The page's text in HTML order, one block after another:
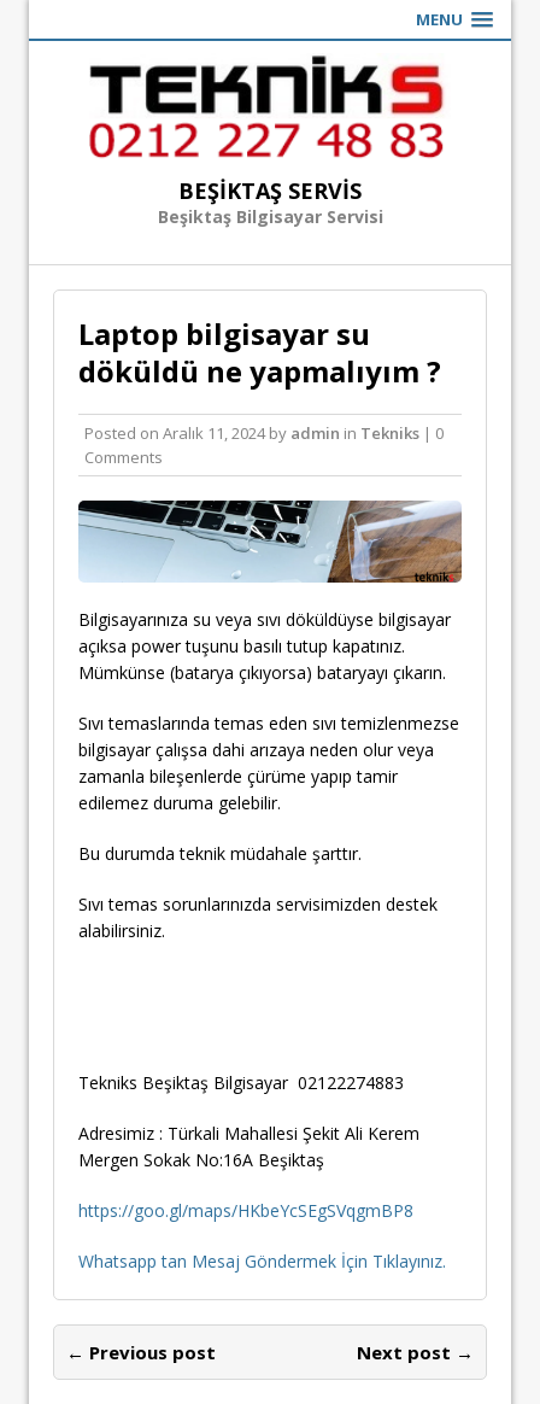
MENU
BEŞIKTAŞ SERVIS
Beşiktaş Bilgisayar Servisi
Laptop bilgisayar su
döküldü ne yapmalıyım ?
Posted on Aralık 11, 2024by admin in Tekniks | 0
Comments
Bilgisayarınıza su veya sıvı döküldüyse bilgisayar
açıksa power tuşunu basılı tutup kapatınız.
Mümkünse (batarya çıkıyorsa) bataryayı çıkarın.
Sıvı temaslarında temas eden sıvı temizlenmezse
bilgisayar çalışsa dahi arızaya neden olur veya
zamanla bileşenlerde çürüme yapıp tamir
edilemez duruma gelebilir.
Bu durumda teknik müdahale şarttır.
Sıvı temas sorunlarınızda servisimizden destek
alabilirsiniz.
Tekniks Beşiktaş Bilgisayar 02122274883
Adresimiz : Türkali Mahallesi Şekit Ali Kerem
Mergen Sokak No:16A Beşiktaş
https://goo.gl/maps/HKbeYcSEgSVqgmBP8
Whatsapp tan Mesaj Göndermek İçin Tıklayınız.
← Previous post Next post →